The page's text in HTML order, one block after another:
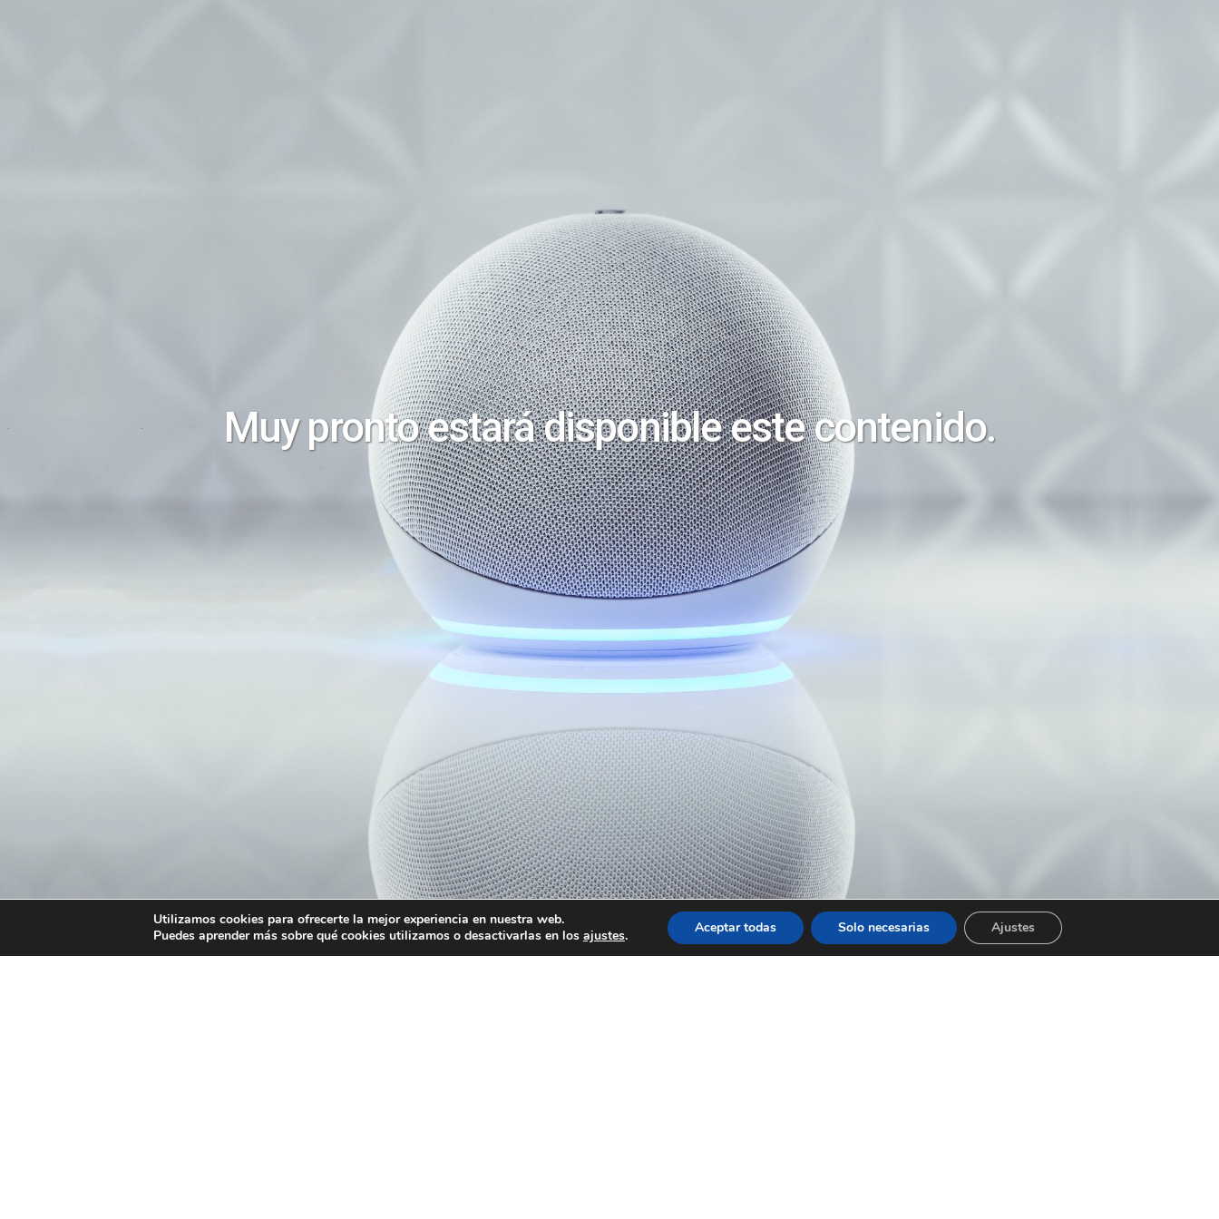
Muy pronto estará disponible este contenido.
Sede AERC RadioValue
Ibercenter Business Center 2ª planta
28020 Madrid
Tlf:91 418 45 20
© 2025 AERC - RadioValue Aviso Legal|Política de cookies
Utilizamos cookies para ofrecerte la mejor experiencia en nuestra web.
Puedes aprender más sobre qué cookies utilizamos o desactivarlas en los ajustes. Aceptar todas Solo necesarias Ajustes